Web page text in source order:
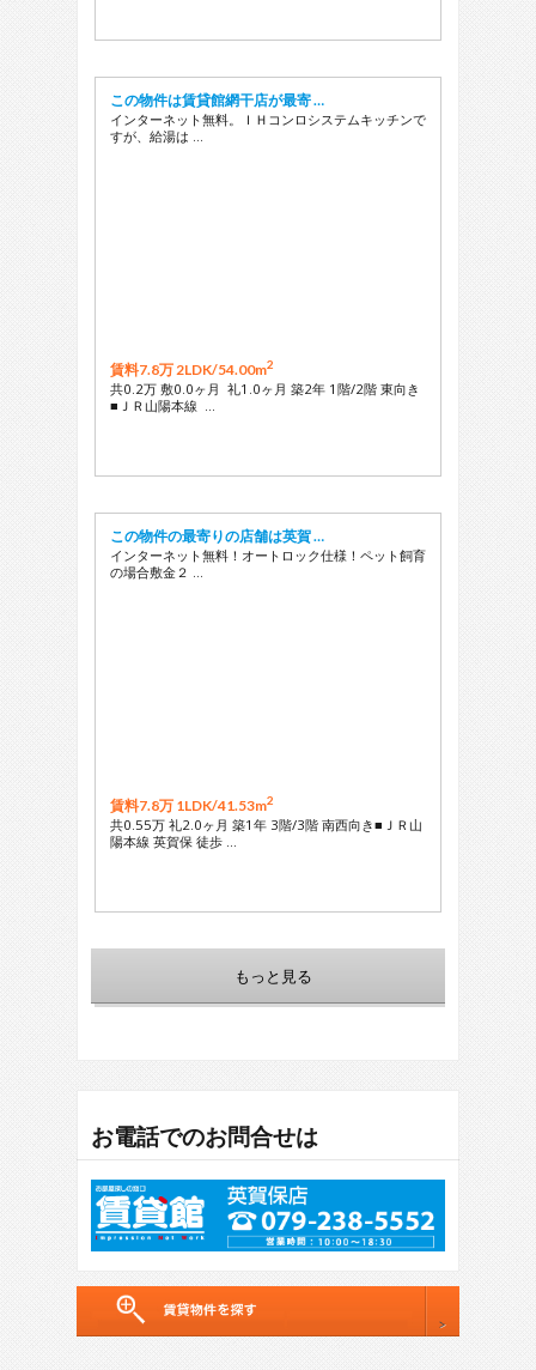
この物件は賃貸館網干店が最寄 …
インターネット無料。ＩＨコンロシステムキッチンで
すが、給湯は …
賃料7.8万 2LDK/54.00m2
共0.2万 敷0.0ヶ月 礼1.0ヶ月 築2年 1階/2階 東向き
■ＪＲ山陽本線 …
この物件の最寄りの店舗は英賀 …
インターネット無料！オートロック仕様！ペット飼育
の場合敷金２ …
賃料7.8万 1LDK/41.53m2
共0.55万 礼2.0ヶ月 築1年 3階/3階 南西向き■ＪＲ山
陽本線 英賀保 徒歩 …
もっと見る
お電話でのお問合せは